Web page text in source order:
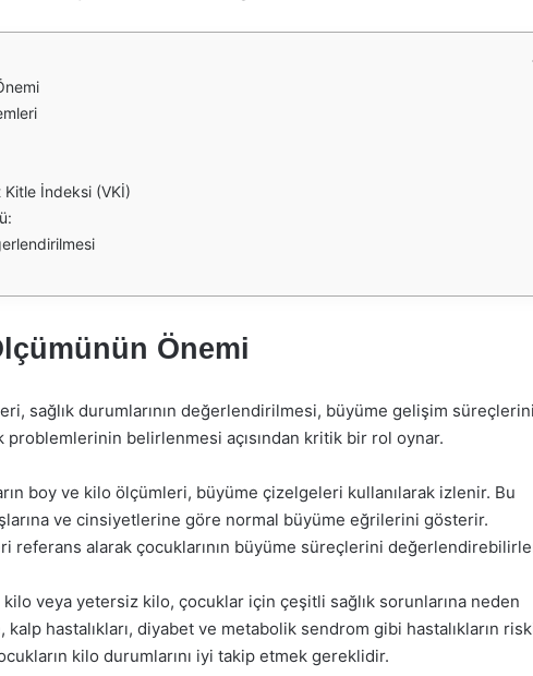
Kitle İndeksi (VKİ)
Önemi
sağlık durumlarının değerlendirilmesi, büyüme gelişim
problemlerinin belirlenmesi açısından kritik bir rol oynar.
boy ve kilo ölçümleri, büyüme çizelgeleri kullanılarak izlenir. Bu
ve cinsiyetlerine göre normal büyüme eğrilerini gösterir.
referans alarak çocuklarının büyüme süreçlerini
kilo veya yetersiz kilo, çocuklar için çeşitli sağlık sorunlarına neden
hastalıkları, diyabet ve metabolik sendrom gibi hastalıkların
kilo durumlarını iyi takip etmek gereklidir.